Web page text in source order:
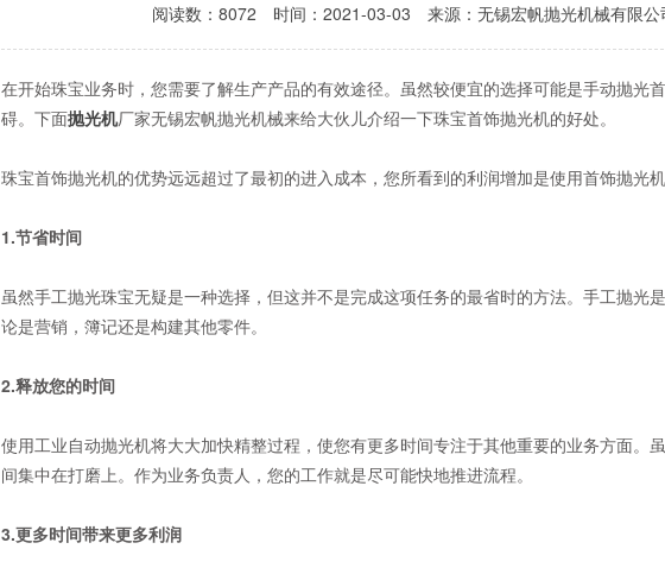
阅读数：8072 时间：2021-03-03 来源：无锡宏帆抛光机械有限公
在开始珠宝业务时，您需要了解生产产品的有效途径。虽然较便宜的选择可能是手动抛光
碍。下面抛光机厂家无锡宏帆抛光机械来给大伙儿介绍一下珠宝首饰抛光机的好处。
珠宝首饰抛光机的优势远远超过了最初的进入成本，您所看到的利润增加是使用首饰抛光机
1.节省时间
虽然手工抛光珠宝无疑是一种选择，但这并不是完成这项任务的最省时的方法。手工抛光
论是营销，簿记还是构建其他零件。
2.释放您的时间
使用工业自动抛光机将大大加快精整过程，使您有更多时间专注于其他重要的业务方面。
间集中在打磨上。作为业务负责人，您的工作就是尽可能快地推进流程。
3.更多时间带来更多利润